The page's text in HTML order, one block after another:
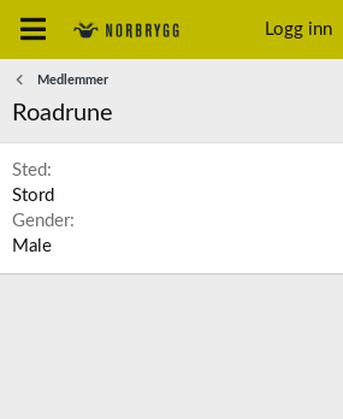
Logg inn
Medlemmer
Roadrune
Sted
Stord
Gender
Male